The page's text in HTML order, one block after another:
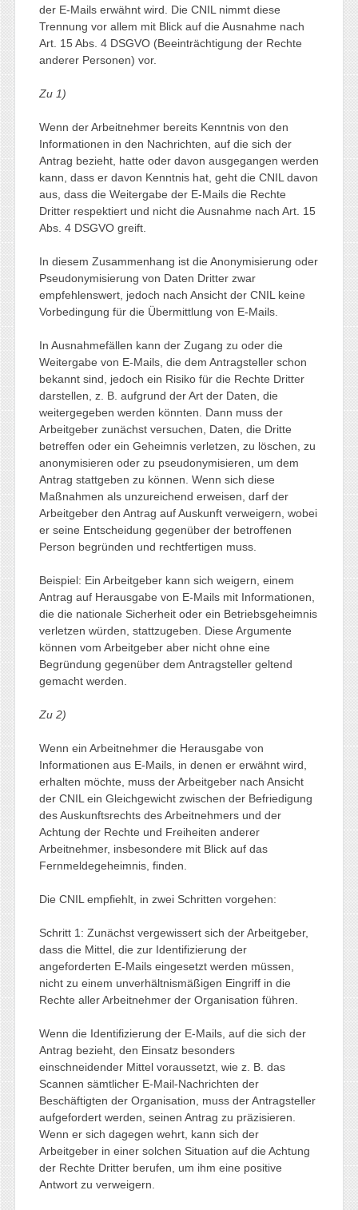
der E-Mails erwähnt wird. Die CNIL nimmt diese
Trennung vor allem mit Blick auf die Ausnahme nach
Art. 15 Abs. 4 DSGVO (Beeinträchtigung der Rechte
anderer Personen) vor.
Zu 1)
Wenn der Arbeitnehmer bereits Kenntnis von den
Informationen in den Nachrichten, auf die sich der
Antrag bezieht, hatte oder davon ausgegangen werden
kann, dass er davon Kenntnis hat, geht die CNIL davon
aus, dass die Weitergabe der E-Mails die Rechte
Dritter respektiert und nicht die Ausnahme nach Art. 15
Abs. 4 DSGVO greift.
In diesem Zusammenhang ist die Anonymisierung oder
Pseudonymisierung von Daten Dritter zwar
empfehlenswert, jedoch nach Ansicht der CNIL keine
Vorbedingung für die Übermittlung von E-Mails.
In Ausnahmefällen kann der Zugang zu oder die
Weitergabe von E-Mails, die dem Antragsteller schon
bekannt sind, jedoch ein Risiko für die Rechte Dritter
darstellen, z. B. aufgrund der Art der Daten, die
weitergegeben werden könnten. Dann muss der
Arbeitgeber zunächst versuchen, Daten, die Dritte
betreffen oder ein Geheimnis verletzen, zu löschen, zu
anonymisieren oder zu pseudonymisieren, um dem
Antrag stattgeben zu können. Wenn sich diese
Maßnahmen als unzureichend erweisen, darf der
Arbeitgeber den Antrag auf Auskunft verweigern, wobei
er seine Entscheidung gegenüber der betroffenen
Person begründen und rechtfertigen muss.
Beispiel: Ein Arbeitgeber kann sich weigern, einem
Antrag auf Herausgabe von E-Mails mit Informationen,
die die nationale Sicherheit oder ein Betriebsgeheimnis
verletzen würden, stattzugeben. Diese Argumente
können vom Arbeitgeber aber nicht ohne eine
Begründung gegenüber dem Antragsteller geltend
gemacht werden.
Zu 2)
Wenn ein Arbeitnehmer die Herausgabe von
Informationen aus E-Mails, in denen er erwähnt wird,
erhalten möchte, muss der Arbeitgeber nach Ansicht
der CNIL ein Gleichgewicht zwischen der Befriedigung
des Auskunftsrechts des Arbeitnehmers und der
Achtung der Rechte und Freiheiten anderer
Arbeitnehmer, insbesondere mit Blick auf das
Fernmeldegeheimnis, finden.
Die CNIL empfiehlt, in zwei Schritten vorgehen:
Schritt 1: Zunächst vergewissert sich der Arbeitgeber,
dass die Mittel, die zur Identifizierung der
angeforderten E-Mails eingesetzt werden müssen,
nicht zu einem unverhältnismäßigen Eingriff in die
Rechte aller Arbeitnehmer der Organisation führen.
Wenn die Identifizierung der E-Mails, auf die sich der
Antrag bezieht, den Einsatz besonders
einschneidender Mittel voraussetzt, wie z. B. das
Scannen sämtlicher E-Mail-Nachrichten der
Beschäftigten der Organisation, muss der Antragsteller
aufgefordert werden, seinen Antrag zu präzisieren.
Wenn er sich dagegen wehrt, kann sich der
Arbeitgeber in einer solchen Situation auf die Achtung
der Rechte Dritter berufen, um ihm eine positive
Antwort zu verweigern.